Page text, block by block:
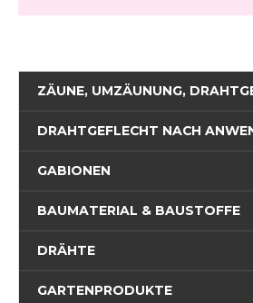
ZÄUNE, UMZÄUNUNG,
DRAHTGEFLECHT NACH
GABIONEN
BAUMATERIAL & BAUSTOFFE
DRÄHTE
GARTENPRODUKTE